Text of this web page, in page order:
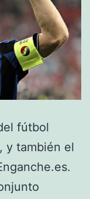
fútbol
y también el